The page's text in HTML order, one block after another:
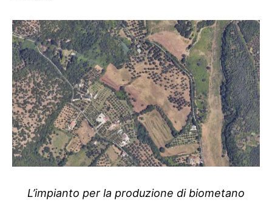
L’impianto per la produzione di biometano